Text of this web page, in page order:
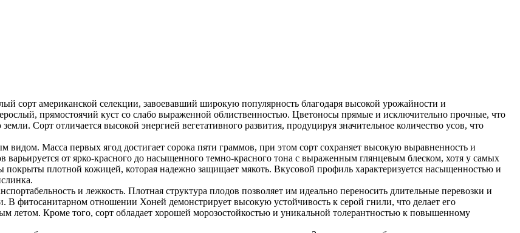
сорт американской селекции, завоевавший широкую популярность благодаря высокой урожайности и
прямостоячий куст со слабо выраженной облиственностью. Цветоносы прямые и исключительно прочные, что
Сорт отличается высокой энергией вегетативного развития, продуцируя значительное количество усов, что
Масса первых ягод достигает сорока пяти граммов, при этом сорт сохраняет высокую выравненность и
варьируется от ярко-красного до насыщенного темно-красного тона с выраженным глянцевым блеском, хотя у самых
покрыты плотной кожицей, которая надежно защищает мякоть. Вкусовой профиль характеризуется насыщенностью и
и лежкость. Плотная структура плодов позволяет им идеально переносить длительные перевозки и
В фитосанитарном отношении Хоней демонстрирует высокую устойчивость к серой гнили, что делает его
Кроме того, сорт обладает хорошей морозостойкостью и уникальной толерантностью к повышенному